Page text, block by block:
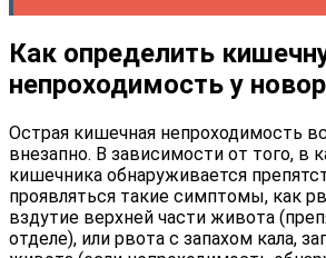
Как определить
непроходимость у
Острая кишечная непроходимость
внезапно. В зависимости от того, в
кишечника обнаруживается
проявляться такие симптомы, как
вздутие верхней части живота
отделе), или рвота с запахом кала,